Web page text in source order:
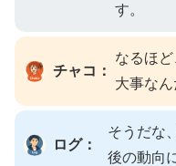
す。
チャコ：
なるほ
大事なん
ログ：
そうだな
後の動向